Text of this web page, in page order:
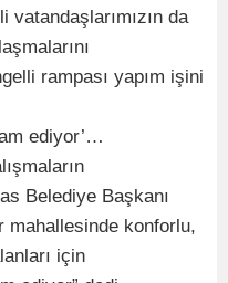
da
rampası yapım işini
ediyor’…
Belediye Başkanı
mahallesinde konforlu,
için